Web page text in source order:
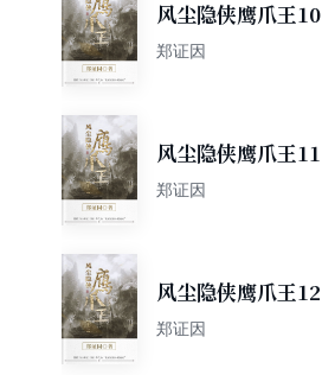
风尘隐侠鹰爪王10
郑证因
风尘隐侠鹰爪王11
郑证因
风尘隐侠鹰爪王12
郑证因